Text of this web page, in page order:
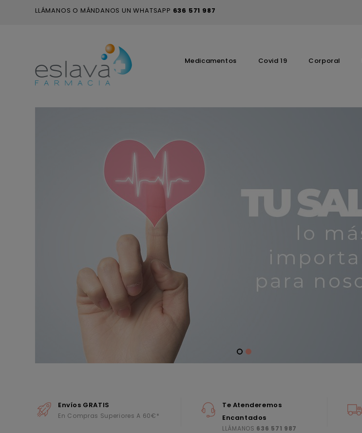
LLÁMANOS O MÁNDANOS UN WHATSAPP 636 571 987
Medicamentos Covid 19 Corporal
Envíos GRATIS
En Compras Superiores A 60€*
Te Atenderemos
Encantados
LLÁMANOS 636 571 987